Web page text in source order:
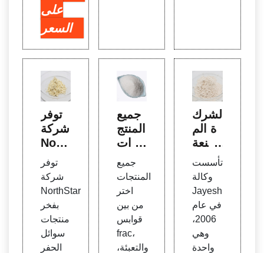
على
السعر
توفر
شركة
Nort
hStar
بفخر
منتجا
ت س
وائل ا
لحفر
توفر
شركة
NorthStar
بفخر
منتجات
سوائل
الحفر
جميع
المنتج
ات -
r Hu
ghes
جميع
المنتجات
اختر
من بين
قوابس
frac،
والتعبئة،
الشرك
ة الم
صنعة
لمسح
وق ال
حفر ال
بوليمر
& رغو
ر
تأسست
وكالة
Jayesh
في عام
2006،
وهي
واحدة